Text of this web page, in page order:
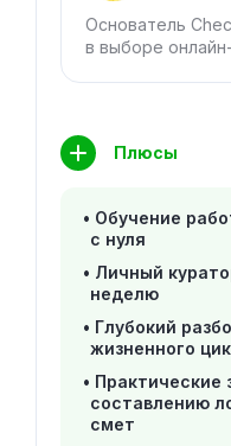
Основатель
в выборе
Плюсы
Обучение
с нуля
Личный
неделю
Глубокий
жизненного
Практические
составлению
смет